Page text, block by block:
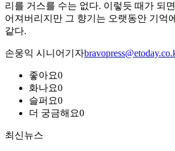
리를 거스를 수는 없다. 이렇듯 때가 되
어져버리지만 그 향기는 오랫동안 기억
같다.
손웅익 시니어기자
좋아요0
화나요0
슬퍼요0
더 궁금해요0
최신뉴스